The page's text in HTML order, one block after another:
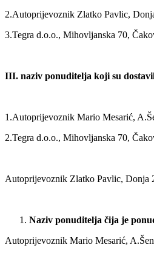
2.Autoprijevoznik Zlatko Pavlic,
3.Tegra d.o.o., Mihovljanska 70,
III. naziv ponuditelja koji su
1.Autoprijevoznik Mario Mesarić,
2.Tegra d.o.o., Mihovljanska 70,
Autoprijevoznik Zlatko Pavlic, Donja
Naziv ponuditelja čija je
Autoprijevoznik Mario Mesarić,